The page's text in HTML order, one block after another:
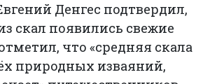
Денгес подтвердил,
скал появились свежие
что «средняя скала
природных изваяний,